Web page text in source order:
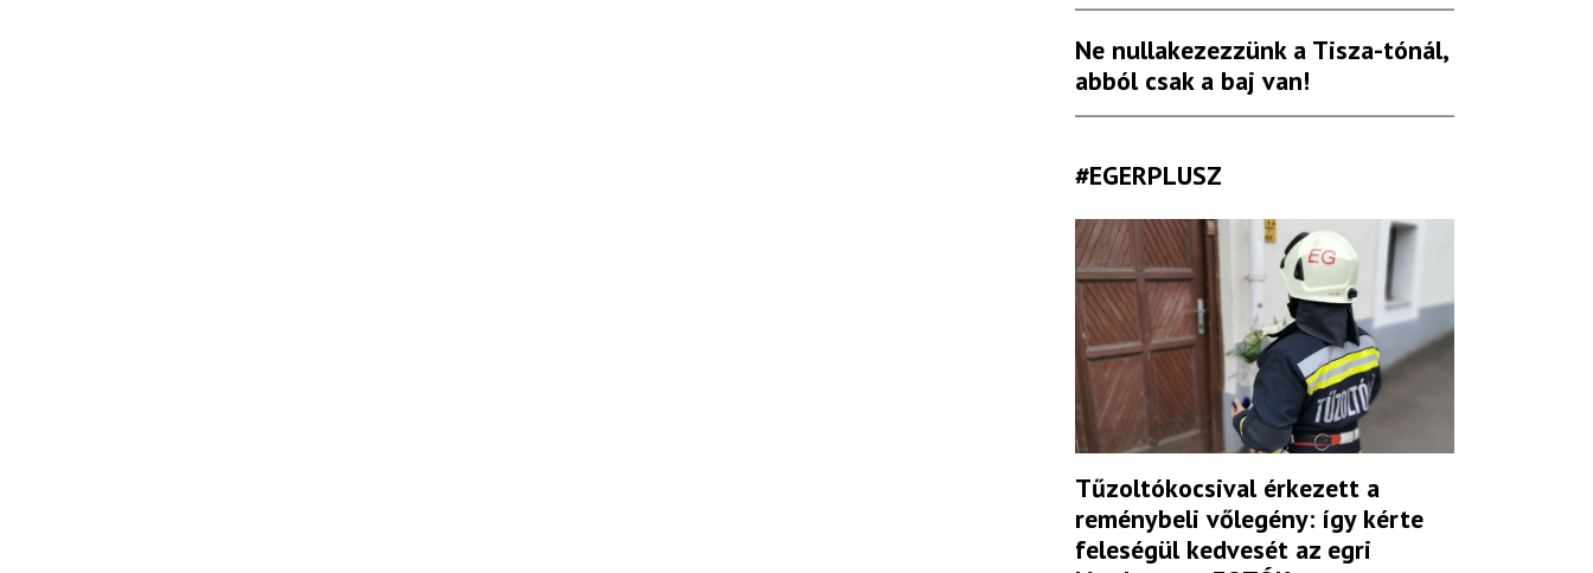
Ne nullakezezzünk a Tisza-tónál,
abból csak a baj van!
#EGERPLUSZ
Tűzoltókocsival érkezett a
reménybeli vőlegény: így kérte
feleségül kedvesét az egri